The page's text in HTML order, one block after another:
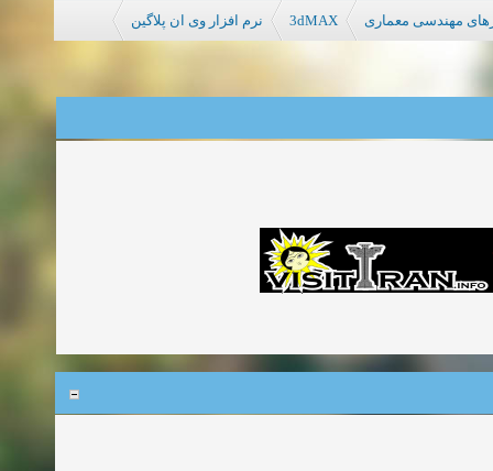
مهندسی معماری 3dMAX نرم افزار وی ان پلاگین